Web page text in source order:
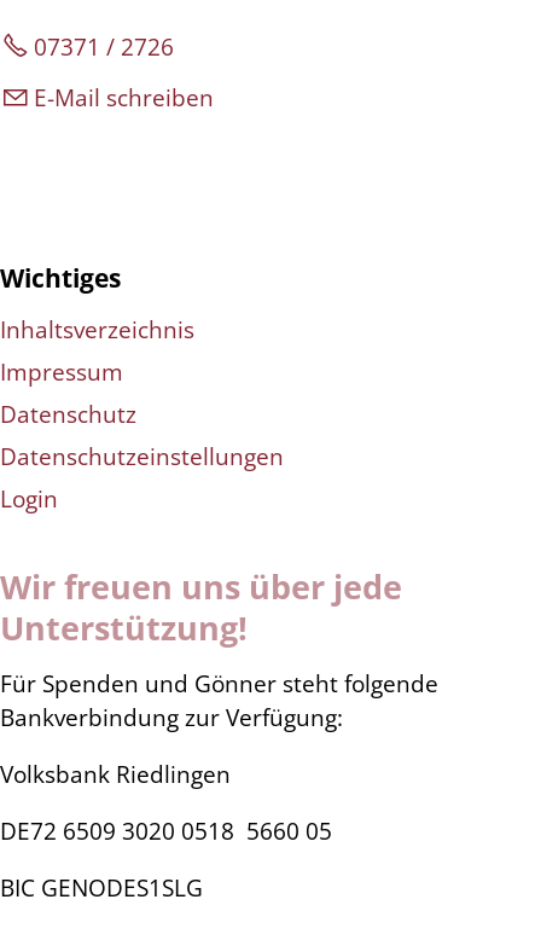
07371 / 2726
E-Mail schreiben
Wichtiges
Inhaltsverzeichnis
Impressum
Datenschutz
Datenschutzeinstellungen
Login
Wir freuen uns über jede
Unterstützung!
Für Spenden und Gönner steht folgende
Bankverbindung zur Verfügung:
Volksbank Riedlingen
DE72 6509 3020 0518 5660 05
BIC GENODES1SLG